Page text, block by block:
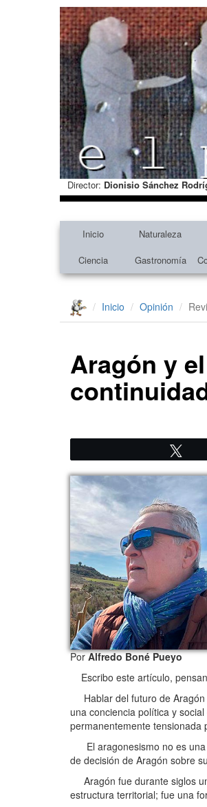
Director: Dionisio Sánchez
Inicio Naturaleza
Ciencia
Gastronomía
Inicio Opinión
Aragón y
PorAlfredo Boné Pueyo
Escribo este artículo,
Hablar del futuro de Aragón
una conciencia política y
permanentemente tensionada
El aragonesismo no es una
de decisión de Aragón sobre
Aragón fue durante siglos
estructura territorial; fue una